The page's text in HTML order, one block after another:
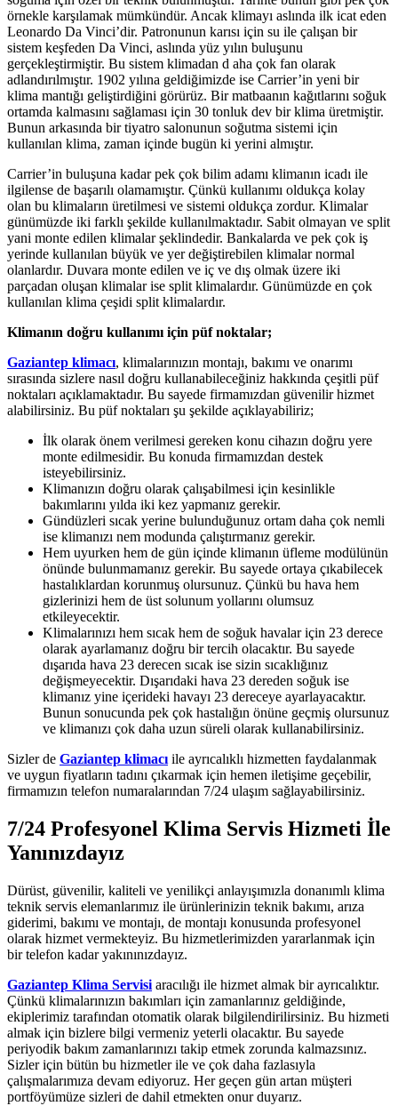
örnekle karşılamak mümkündür. Ancak klimayı aslında ilk icat eden
Leonardo Da Vinci’dir. Patronunun karısı için su ile çalışan bir
sistem keşfeden Da Vinci, aslında yüz yılın buluşunu
gerçekleştirmiştir. Bu sistem klimadan d aha çok fan olarak
adlandırılmıştır. 1902 yılına geldiğimizde ise Carrier’in yeni bir
klima mantığı geliştirdiğini görürüz. Bir matbaanın kağıtlarını soğuk
ortamda kalmasını sağlaması için 30 tonluk dev bir klima üretmiştir.
Bunun arkasında bir tiyatro salonunun soğutma sistemi için
kullanılan klima, zaman içinde bugün ki yerini almıştır.
Carrier’in buluşuna kadar pek çok bilim adamı klimanın icadı ile
ilgilense de başarılı olamamıştır. Çünkü kullanımı oldukça kolay
olan bu klimaların üretilmesi ve sistemi oldukça zordur. Klimalar
günümüzde iki farklı şekilde kullanılmaktadır. Sabit olmayan ve split
yani monte edilen klimalar şeklindedir. Bankalarda ve pek çok iş
yerinde kullanılan büyük ve yer değiştirebilen klimalar normal
olanlardır. Duvara monte edilen ve iç ve dış olmak üzere iki
parçadan oluşan klimalar ise split klimalardır. Günümüzde en çok
kullanılan klima çeşidi split klimalardır.
Klimanın doğru kullanımı için püf noktalar;
Gaziantep klimacı, klimalarınızın montajı, bakımı ve onarımı
sırasında sizlere nasıl doğru kullanabileceğiniz hakkında çeşitli püf
noktaları açıklamaktadır. Bu sayede firmamızdan güvenilir hizmet
alabilirsiniz. Bu püf noktaları şu şekilde açıklayabiliriz;
İlk olarak önem verilmesi gereken konu cihazın doğru yere
monte edilmesidir. Bu konuda firmamızdan destek
isteyebilirsiniz.
Klimanızın doğru olarak çalışabilmesi için kesinlikle
bakımlarını yılda iki kez yapmanız gerekir.
Gündüzleri sıcak yerine bulunduğunuz ortam daha çok nemli
ise klimanızı nem modunda çalıştırmanız gerekir.
Hem uyurken hem de gün içinde klimanın üfleme modülünün
önünde bulunmamanız gerekir. Bu sayede ortaya çıkabilecek
hastalıklardan korunmuş olursunuz. Çünkü bu hava hem
gizlerinizi hem de üst solunum yollarını olumsuz
etkileyecektir.
Klimalarınızı hem sıcak hem de soğuk havalar için 23 derece
olarak ayarlamanız doğru bir tercih olacaktır. Bu sayede
dışarıda hava 23 derecen sıcak ise sizin sıcaklığınız
değişmeyecektir. Dışarıdaki hava 23 dereden soğuk ise
klimanız yine içerideki havayı 23 dereceye ayarlayacaktır.
Bunun sonucunda pek çok hastalığın önüne geçmiş olursunuz
ve klimanızı çok daha uzun süreli olarak kullanabilirsiniz.
Sizler de Gaziantep klimacı ile ayrıcalıklı hizmetten faydalanmak
ve uygun fiyatların tadını çıkarmak için hemen iletişime geçebilir,
firmamızın telefon numaralarından 7/24 ulaşım sağlayabilirsiniz.
7/24 Profesyonel Klima Servis Hizmeti İle
Yanınızdayız
Dürüst, güvenilir, kaliteli ve yenilikçi anlayışımızla donanımlı klima
teknik servis elemanlarımız ile ürünlerinizin teknik bakımı, arıza
giderimi, bakımı ve montajı, de montajı konusunda profesyonel
olarak hizmet vermekteyiz. Bu hizmetlerimizden yararlanmak için
bir telefon kadar yakınınızdayız.
Gaziantep Klima Servisi aracılığı ile hizmet almak bir ayrıcalıktır.
Çünkü klimalarınızın bakımları için zamanlarınız geldiğinde,
ekiplerimiz tarafından otomatik olarak bilgilendirilirsiniz. Bu hizmeti
almak için bizlere bilgi vermeniz yeterli olacaktır. Bu sayede
periyodik bakım zamanlarınızı takip etmek zorunda kalmazsınız.
Sizler için bütün bu hizmetler ile ve çok daha fazlasıyla
çalışmalarımıza devam ediyoruz. Her geçen gün artan müşteri
portföyümüze sizleri de dahil etmekten onur duyarız.